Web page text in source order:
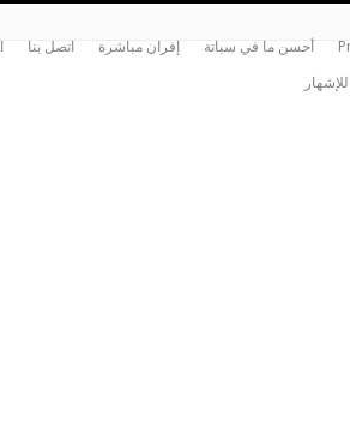
أحسن ما في سباتة إفران مباشرة اتصل بنا
للإشهار